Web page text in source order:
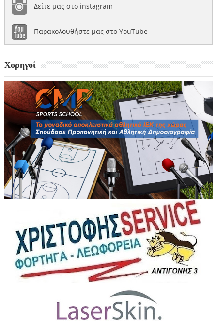
Δείτε μας στο instagram
Παρακολουθήστε μας στο YouTube
Χορηγοί